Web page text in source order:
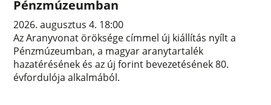
Pénzmúzeumban
2026. augusztus 4. 18:00
Az Aranyvonat öröksége címmel új kiállítás nyílt a
Pénzmúzeumban, a magyar aranytartalék
hazatérésének és az új forint bevezetésének 80.
évfordulója alkalmából.